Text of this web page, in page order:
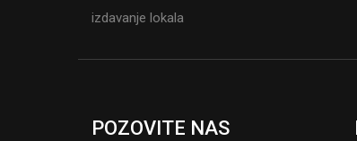
izdavanje lokala
POZOVITE NAS